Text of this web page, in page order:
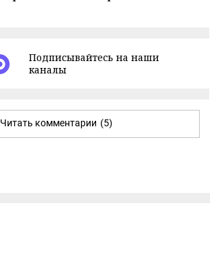
Подписывайтесь на наши
каналы
Читать комментарии (5)